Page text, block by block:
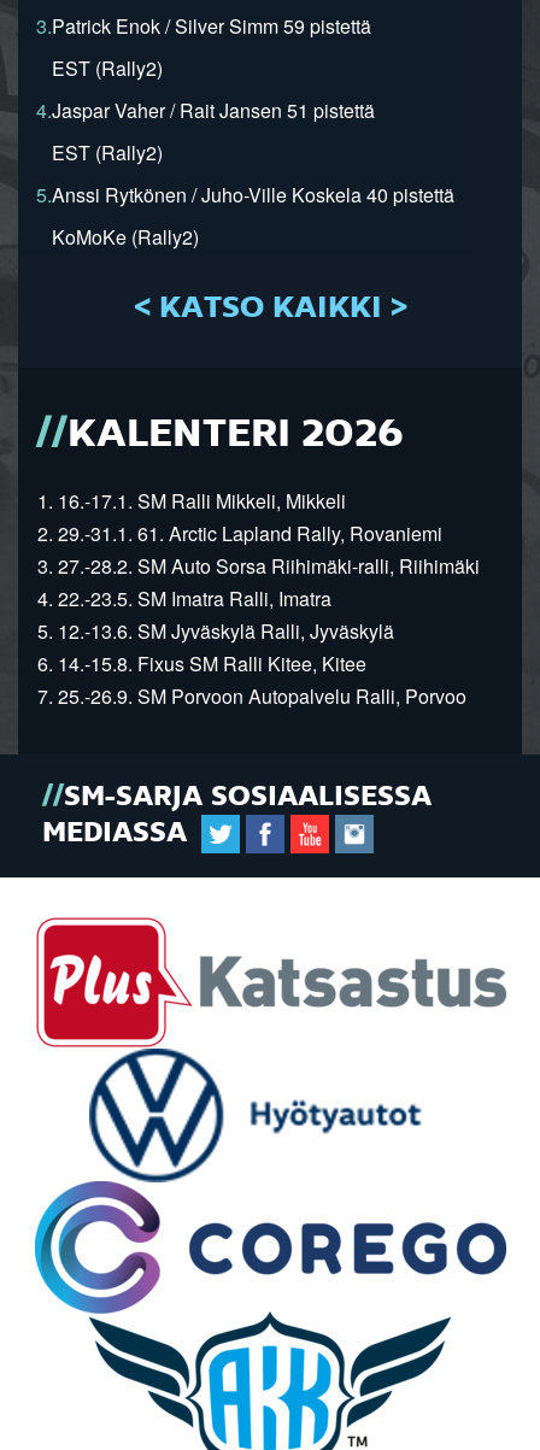
3.Patrick Enok / Silver Simm 59 pistettä
EST (Rally2)
4.Jaspar Vaher / Rait Jansen 51 pistettä
EST (Rally2)
5.Anssi Rytkönen / Juho-Ville Koskela 40 pistettä
KoMoKe (Rally2)
< KATSO KAIKKI >
KALENTERI 2026
1. 16.-17.1. SM Ralli Mikkeli, Mikkeli
2. 29.-31.1. 61. Arctic Lapland Rally, Rovaniemi
3. 27.-28.2. SM Auto Sorsa Riihimäki-ralli, Riihimäki
4. 22.-23.5. SM Imatra Ralli, Imatra
5. 12.-13.6. SM Jyväskylä Ralli, Jyväskylä
6. 14.-15.8. Fixus SM Ralli Kitee, Kitee
7. 25.-26.9. SM Porvoon Autopalvelu Ralli, Porvoo
SM-SARJA SOSIAALISESSA
MEDIASSA